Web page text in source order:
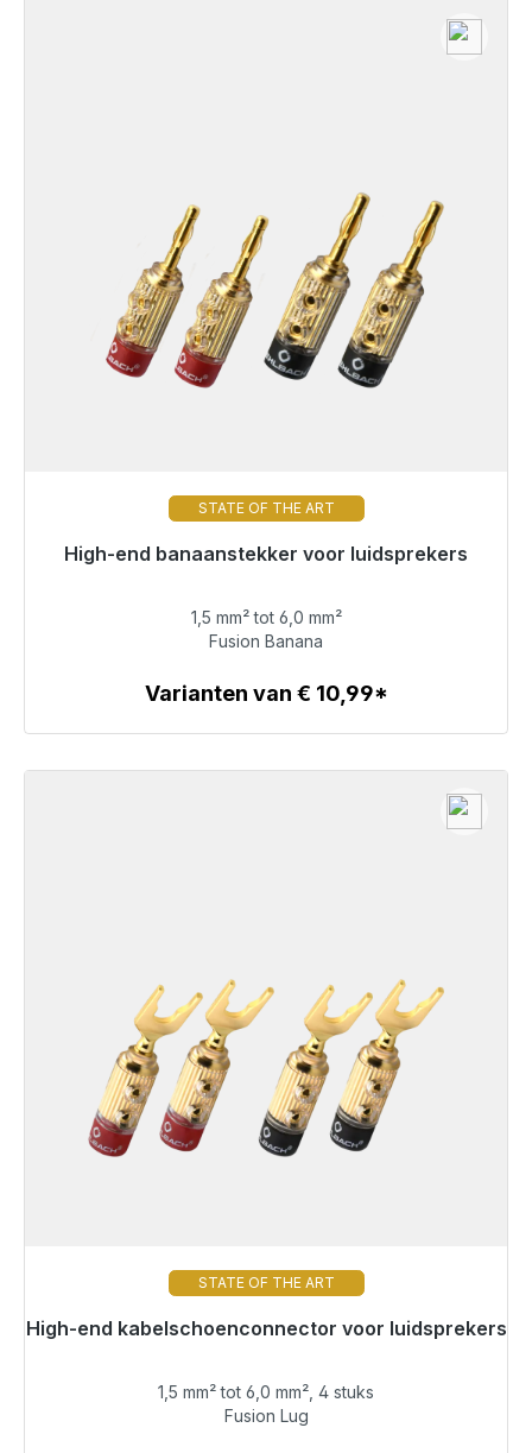
STATE OF THE ART
High-end banaanstekker voor luidsprekers
Klaar voor onmiddellijke verzending, levertijd 48 uur*
€ 71,49
Details
1,5 mm² tot 6,0 mm²
Fusion Banana
Varianten van € 10,99*
STATE OF THE ART
High-end kabelschoenconnector voor luidsprekers
Klaar voor onmiddellijke verzending, levertijd 48 uur*
€ 71,49
1,5 mm² tot 6,0 mm², 4 stuks
Fusion Lug